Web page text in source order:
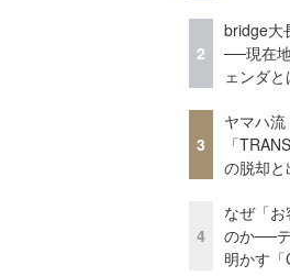
2
bridge大
──現在
ェンダと
3
ヤマハ流
「
の脱却
4
なぜ「
のか──
明かす